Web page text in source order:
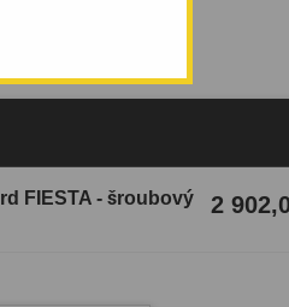
FIESTA - šroubový
2